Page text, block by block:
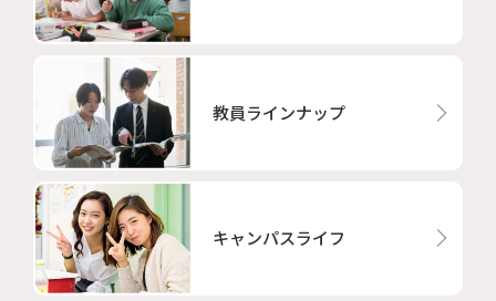
教員ラインナップ
キャンパスライフ